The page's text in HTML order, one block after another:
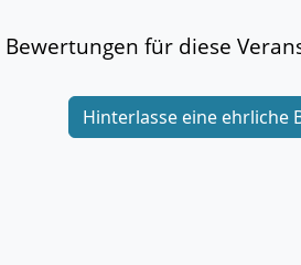
Bewertungen für diese
Hinterlasse eine ehrliche